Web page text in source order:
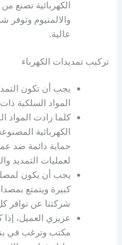
الكهربائية تصنع
والالمنيوم وتوفر
عالية.
تركيب تمديدات الكهرباء
يجب أن تكون
المواد السلكية
كلما زادت المواد
الكهربائية
حماية دائمة ضد
لعمليات التمديد
يجب أن يكون
كبيرة ويتمتع
شركتنا عن توافر
عزيزي العميل،
مكتب وترغب في